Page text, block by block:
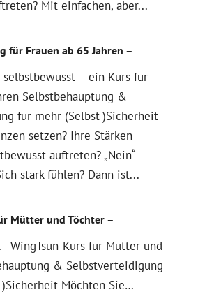
Mit einfachen, aber...
für Frauen ab 65 Jahren –
selbstbewusst – ein Kurs für
Selbstbehauptung &
für mehr (Selbst-)Sicherheit
setzen? Ihre Stärken
auftreten? „Nein“
stark fühlen? Dann ist...
Mütter und Töchter –
WingTsun-Kurs für Mütter und
& Selbstverteidigung
Möchten Sie…